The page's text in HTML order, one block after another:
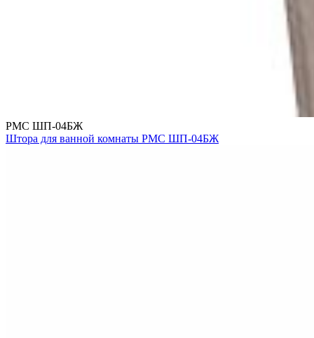
РМС ШП-04БЖ
Штора для ванной комнаты РМС ШП-04БЖ